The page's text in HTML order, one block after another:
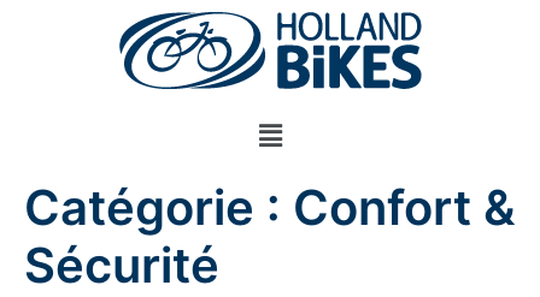
Catégorie : Confort &
Sécurité